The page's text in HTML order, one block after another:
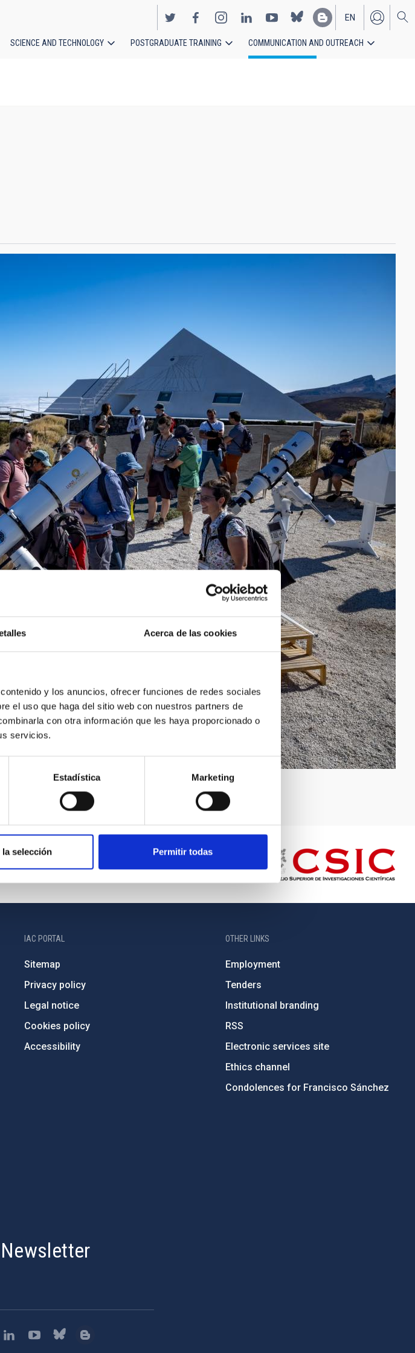
Acerca de las cookies
y los anuncios, ofrecer funciones de redes sociales
el uso que haga del sitio web con nuestros partners de
con otra información que les haya proporcionado o
servicios.
Estadística Marketing
selección Permitir todas
EN
ES
SCIENCE AND TECHNOLOGY POSTGRADUATE TRAINING COMMUNICATION AND OUTREACH
IAC PORTAL
Sitemap
Privacy policy
Legal notice
Cookies policy
Accessibility
OTHER LINKS
Employment
Tenders
Institutional branding
RSS
Electronic services site
Ethics channel
Condolences for Francisco Sánchez